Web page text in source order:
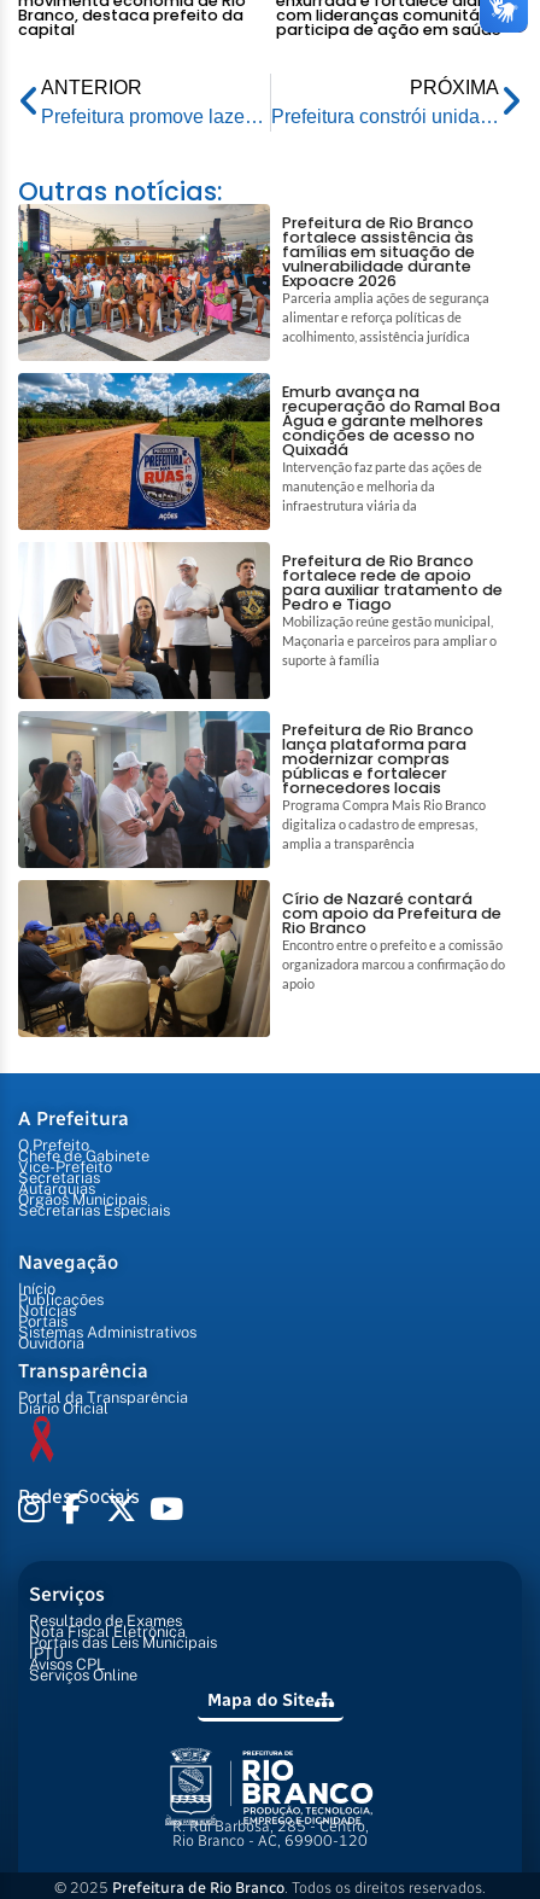
Branco, destaca prefeito da
capital
com lideranças comunitárias e
participa de ação em saúde
ANTERIOR
Prefeitura promove lazer e diversão às crianças com reforma e construção de playgrounds nas regionais de Rio Branco
PRÓXIMA
Prefeitura constrói unidades sanitárias que beneficiarão mais de 250 pessoas no Belo Jardim
Outras notícias:
Prefeitura de Rio Branco
fortalece assistência às
famílias em situação de
vulnerabilidade durante
Expoacre 2026
Parceria amplia ações de segurança
alimentar e reforça políticas de
acolhimento, assistência jurídica
Emurb avança na
recuperação do Ramal Boa
Água e garante melhores
condições de acesso no
Quixadá
Intervenção faz parte das ações de
manutenção e melhoria da
infraestrutura viária da
Prefeitura de Rio Branco
fortalece rede de apoio
para auxiliar tratamento de
Pedro e Tiago
Mobilização reúne gestão municipal,
Maçonaria e parceiros para ampliar o
suporte à família
Prefeitura de Rio Branco
lança plataforma para
modernizar compras
públicas e fortalecer
fornecedores locais
Programa Compra Mais Rio Branco
digitaliza o cadastro de empresas,
amplia a transparência
Círio de Nazaré contará
com apoio da Prefeitura de
Rio Branco
Encontro entre o prefeito e a comissão
organizadora marcou a confirmação do
apoio
A Prefeitura
O Prefeito
Chefe de Gabinete
Vice-Prefeito
Secretarias
Autarquias
Órgãos Municipais
Secretarias Especiais
Navegação
Início
Publicações
Notícias
Portais
Sistemas Administrativos
Ouvidoria
Transparência
Portal da Transparência
Diário Oficial
Redes Sociais
Serviços
Resultado de Exames
Nota Fiscal Eletrônica
Portais das Leis Municipais
IPTU
Avisos CPL
Serviços Online
Mapa do Site
R. Rui Barbosa, 285 - Centro,
Rio Branco - AC, 69900-120
© 2025 Prefeitura de Rio Branco . Todos os direitos reservados.